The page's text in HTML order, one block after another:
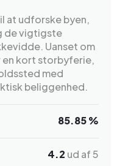
at udforske byen,
de vigtigste
Uanset om
en kort storbyferie,
med
beliggenhed.
85.85 %
4.2 ud af 5